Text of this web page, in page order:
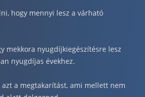
előtakarékossági számla (NYESZ)
megtakarítás – Így válassz
összefoglaló
táblázat és útmutató
hogy mennyi lesz a várható
mekkora nyugdíjkiegészítésre lesz
nyugdíjas évekhez.
azt a megtakarítást, ami mellett nem